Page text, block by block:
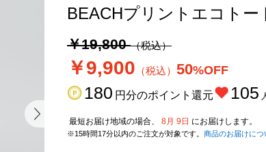
BEACHプリントエコトー
￥19,800（税込）
￥9,900 （税込） 50%OFF
180 円分のポイント還元 105
最短お届け地域の場合、 8月 9日 にお届けします。
※15時間17分以内のご注文が対象です。 商品のお届けにつ